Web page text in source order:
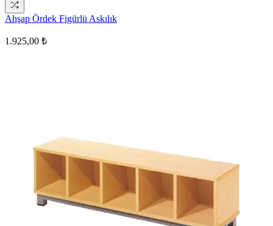
Ahşap Ördek Figürlü Askılık
1.925,00 ₺